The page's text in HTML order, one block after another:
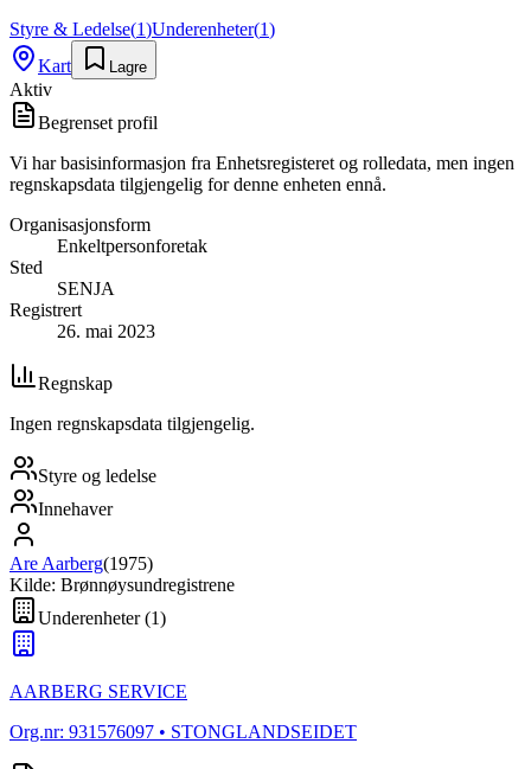
Styre & Ledelse(1)Underenheter(1)
Kart
Lagre
Aktiv
Begrenset profil
Vi har basisinformasjon fra Enhetsregisteret og rolledata, men ingen
regnskapsdata tilgjengelig for denne enheten ennå.
Organisasjonsform
Enkeltpersonforetak
Sted
SENJA
Registrert
26. mai 2023
Regnskap
Ingen regnskapsdata tilgjengelig.
Styre og ledelse
Innehaver
Are Aarberg(1975)
Kilde: Brønnøysundregistrene
Underenheter(1)
AARBERG SERVICE
Org.nr: 931576097 • STONGLANDSEIDET